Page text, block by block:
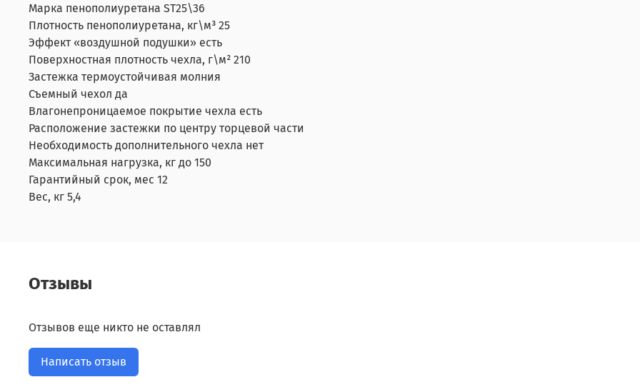
Марка пенополиуретана ST25\36
Плотность пенополиуретана, кг\м³ 25
Эффект «воздушной подушки» есть
Поверхностная плотность чехла, г\м² 210
Застежка термоустойчивая молния
Съемный чехол да
Влагонепроницаемое покрытие чехла есть
Расположение застежки по центру торцевой части
Необходимость дополнительного чехла нет
Максимальная нагрузка, кг до 150
Гарантийный срок, мес 12
Вес, кг 5,4
Отзывы
Отзывов еще никто не оставлял
Написать отзыв